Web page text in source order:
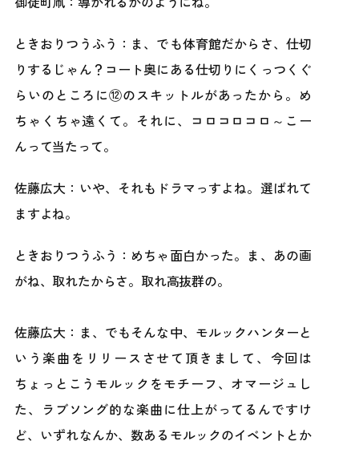
ときおりつうふう：ま、でも体育館だからさ、仕切
りするじゃん？コート奥にある仕切りにくっつくぐ
らいのところに⑫のスキットルがあったから。め
ちゃくちゃ遠くて。それに、コロコロコロ～こー
んって当たって。
佐藤広大：いや、それもドラマっすよね。選ばれて
ますよね。
ときおりつうふう：めちゃ面白かった。ま、あの画
がね、取れたからさ。取れ高抜群の。
佐藤広大：ま、でもそんな中、モルックハンターと
いう楽曲をリリースさせて頂きまして、今回は
ちょっとこうモルックをモチーフ、オマージュし
た、ラブソング的な楽曲に仕上がってるんですけ
ど、いずれなんか、数あるモルックのイベントとか